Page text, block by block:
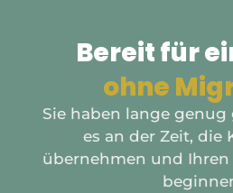
Bereit für
ohne
Sie haben lange
es an der Zeit, die
übernehmen und